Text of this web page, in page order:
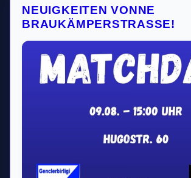
NEUIGKEITEN VONNE
BRAUKÄMPERSTRASSE!